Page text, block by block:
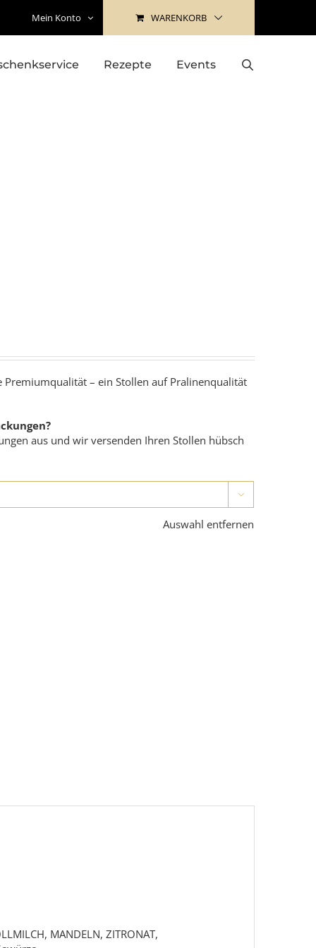
Mein Konto WARENKORB
Rezepte Events
– ein Stollen auf Pralinenqualität
aus und wir versenden Ihren Stollen hübsch

Auswahl entfernen
MANDELN, ZITRONAT,